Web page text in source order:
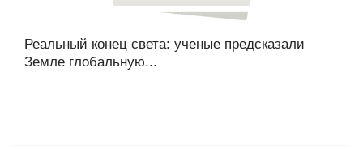
Реальный конец света: ученые предсказали
Земле глобальную...